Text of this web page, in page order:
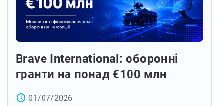
Brave International: оборонні
гранти на понад €100 млн
access_time 01/07/2026